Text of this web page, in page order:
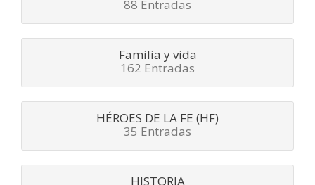
88 Entradas
Familia y vida
162 Entradas
HÉROES DE LA FE (HF)
35 Entradas
HISTORIA